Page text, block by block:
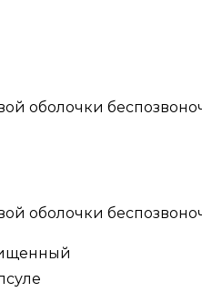
оболочки
оболочки